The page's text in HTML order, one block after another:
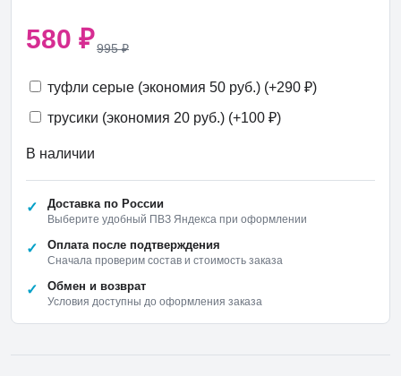
580 ₽995 ₽
туфли серые (экономия 50 руб.) (+290 ₽)
трусики (экономия 20 руб.) (+100 ₽)
В наличии
Доставка по России
Выберите удобный ПВЗ Яндекса при оформлении
Оплата после подтверждения
Сначала проверим состав и стоимость заказа
Обмен и возврат
Условия доступны до оформления заказа